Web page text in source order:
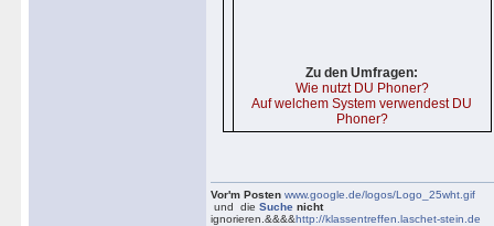
Zu den Umfragen:
Wie nutzt DU Phoner?
Auf welchem System verwendest DU
Phoner?
Vor'm Posten www.google.de/logos/Logo_25wht.gif
und die Suche nicht
ignorieren.&&&&http://klassentreffen.laschet-stein.de